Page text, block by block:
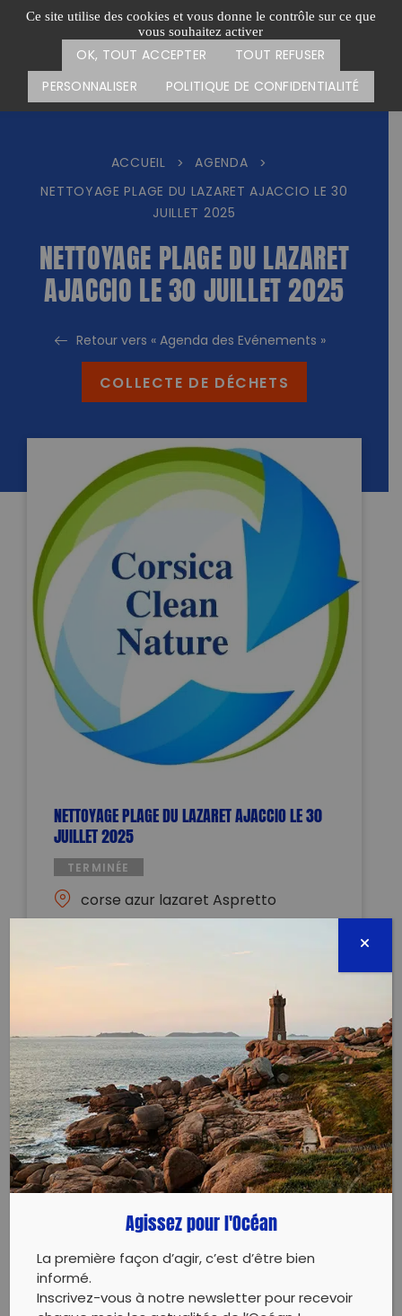
Ce site utilise des cookies et vous donne le contrôle sur ce que
vous souhaitez activer
OK, TOUT ACCEPTER
TOUT REFUSER
PERSONNALISER
POLITIQUE DE CONFIDENTIALITÉ
Passer
Menu
CARTE DES ACTIONS FAIRE UN DON
ACCUEIL > AGENDA
>
NETTOYAGE PLAGE DU LAZARET AJACCIO LE 30
JUILLET 2025
NETTOYAGE PLAGE DU LAZARET
AJACCIO LE 30 JUILLET 2025
Retour vers « Agenda des Evénements »
COLLECTE DE DÉCHETS
NETTOYAGE PLAGE DU LAZARET AJACCIO LE 30
JUILLET 2025
TERMINÉE
corse azur lazaret Aspretto
20090 AJACCIO
30 juillet 2025 - 19:00 à 20:00
corsica.clean.nature@gmail.com
06.75.14.30.99
Évènement proposé par :
Corsica Clean Nature
Corsica Clean Nature organise le nettoyage de la
Prévoir juste eau et chapeau.
Tout le monde est la bienvenue et on vous attends
nombreux.
Agissez pour l'Océan
La première façon d’agir, c’est d’être bien
informé.
Inscrivez-vous à notre newsletter pour recevoir